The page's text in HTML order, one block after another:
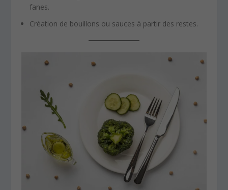
fanes.
Création de bouillons ou sauces à partir des restes.